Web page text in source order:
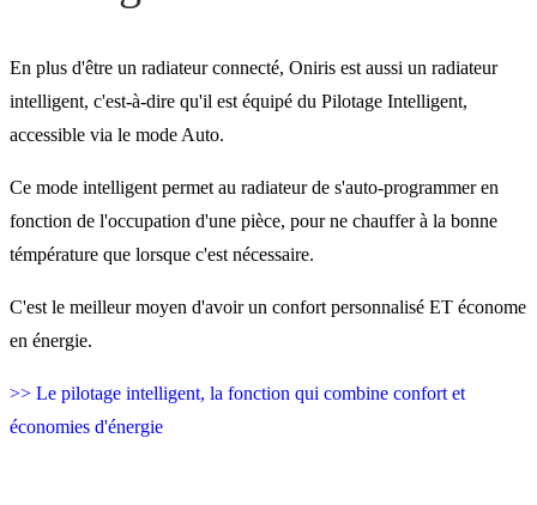
En plus d'être un radiateur connecté, Oniris est aussi un radiateur
intelligent, c'est-à-dire qu'il est équipé du Pilotage Intelligent,
accessible via le mode Auto.
Ce mode intelligent permet au radiateur de s'auto-programmer en
fonction de l'occupation d'une pièce, pour ne chauffer à la bonne
témpérature que lorsque c'est nécessaire.
C'est le meilleur moyen d'avoir un confort personnalisé ET économe
en énergie.
>> Le pilotage intelligent, la fonction qui combine confort et
économies d'énergie